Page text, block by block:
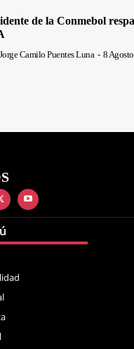
de la Conmebol
Jorge Camilo Puentes Luna - 8